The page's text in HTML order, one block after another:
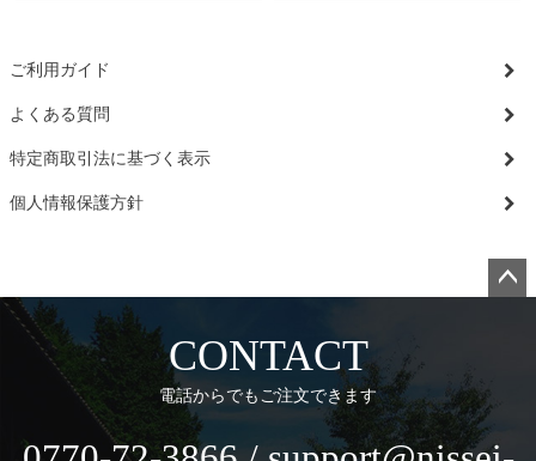
ご利用ガイド
よくある質問
特定商取引法に基づく表示
個人情報保護方針
へ
CONTACT
電話からでもご注文できます